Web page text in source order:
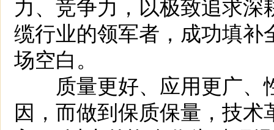
缆行业的领军者，成功填
场空白。
质量更好、应用更广、
因，而做到保质保量，技